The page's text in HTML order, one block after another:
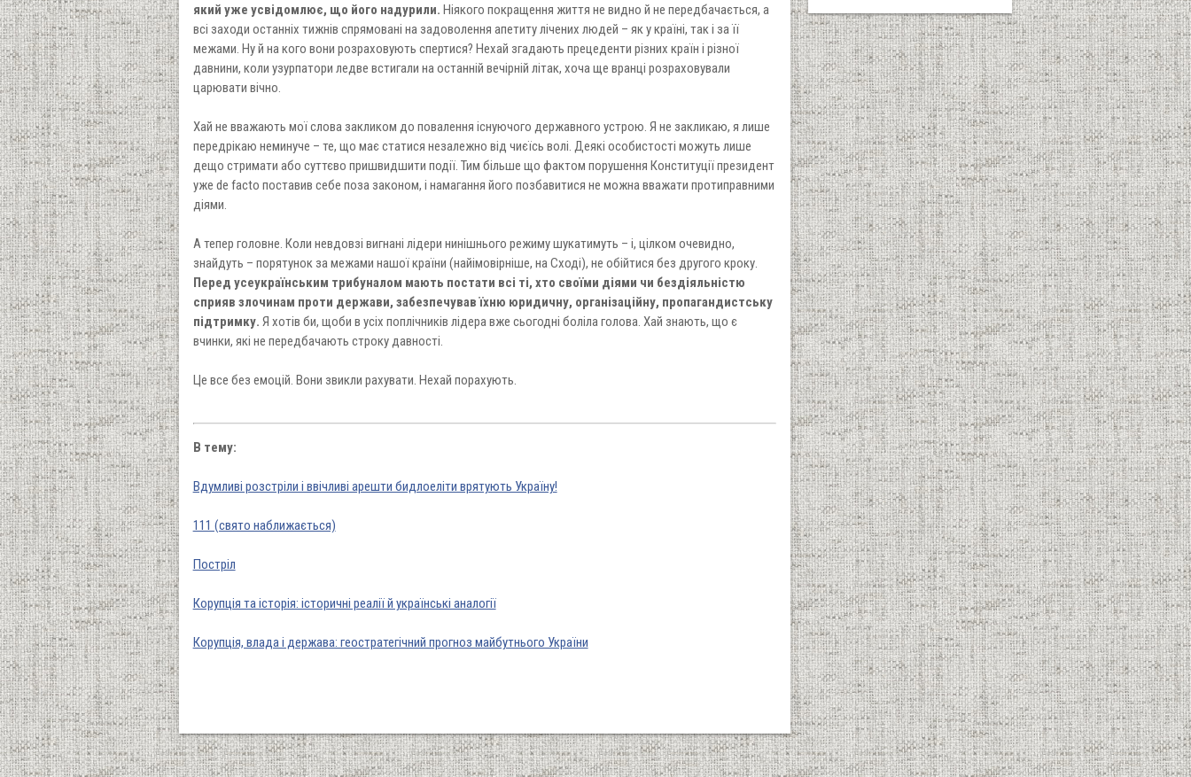
який уже усвідомлює, що його надурили. Ніякого покращення життя не видно й не передбачається, а
всі заходи останніх тижнів спрямовані на задоволення апетиту лічених людей – як у країні, так і за її
межами. Ну й на кого вони розраховують спертися? Нехай згадають прецеденти різних країн і різної
давнини, коли узурпатори ледве встигали на останній вечірній літак, хоча ще вранці розраховували
царювати вічно.
Хай не вважають мої слова закликом до повалення існуючого державного устрою. Я не закликаю, я лише
передрікаю неминуче – те, що має статися незалежно від чиєїсь волі. Деякі особистості можуть лише
дещо стримати або суттєво пришвидшити події. Тим більше що фактом порушення Конституції президент
уже de facto поставив себе поза законом, і намагання його позбавитися не можна вважати протиправними
діями.
А тепер головне. Коли невдовзі вигнані лідери нинішнього режиму шукатимуть – і, цілком очевидно,
знайдуть – порятунок за межами нашої країни (найімовірніше, на Сході), не обійтися без другого кроку.
Перед усеукраїнським трибуналом мають постати всі ті, хто своїми діями чи бездіяльністю
сприяв злочинам проти держави, забезпечував їхню юридичну, організаційну, пропагандистську
підтримку. Я хотів би, щоби в усіх поплічників лідера вже сьогодні боліла голова. Хай знають, що є
вчинки, які не передбачають строку давності.
Це все без емоцій. Вони звикли рахувати. Нехай порахують.
В тему:
Вдумливі розстріли і ввічливі арешти бидлоеліти врятують Україну!
111 (свято наближається)
Постріл
Корупція та історія: історичні реалії й українські аналогії
Корупція, влада і держава: геостратегічний прогноз майбутнього України